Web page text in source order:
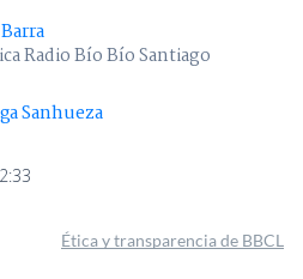
Radio Bío Bío Santiago
Sanhueza
Ética y transparencia de BBCL